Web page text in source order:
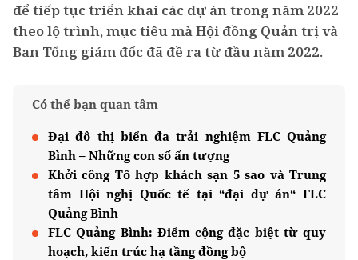
để tiếp tục triển khai các dự án trong năm 2022
theo lộ trình, mục tiêu mà Hội đồng Quản trị và
Ban Tổng giám đốc đã đề ra từ đầu năm 2022.
Có thể bạn quan tâm
Đại đô thị biển đa trải nghiệm FLC Quảng
Bình – Những con số ấn tượng
Khởi công Tổ hợp khách sạn 5 sao và Trung
tâm Hội nghị Quốc tế tại “đại dự án“ FLC
Quảng Bình
FLC Quảng Bình: Điểm cộng đặc biệt từ quy
hoạch, kiến trúc hạ tầng đồng bộ